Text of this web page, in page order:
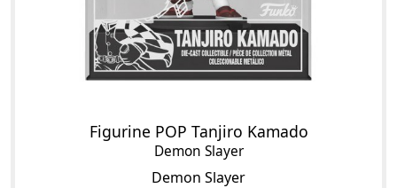
Figurine POP Tanjiro Kamado
Demon Slayer
Demon Slayer